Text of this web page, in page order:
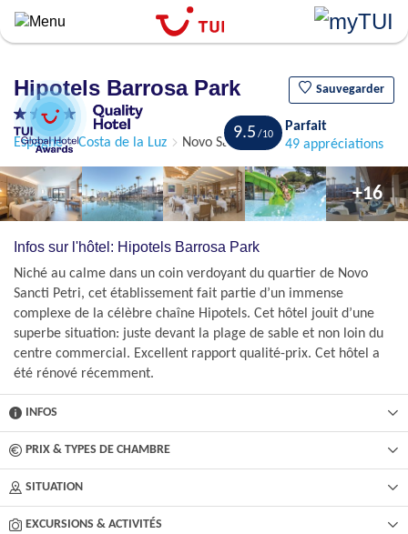
Aller
principal
Hipotels Barrosa Park Sauvegarder
Espagne Costa de la Luz Novo Sancti Petri
9.5
Parfait
49 appréciations
+16
Infos sur l'hôtel: Hipotels Barrosa Park
Niché au calme dans un coin verdoyant du quartier de Novo
Sancti Petri, cet établissement fait partie d’un immense
complexe de la célèbre chaîne Hipotels. Cet hôtel jouit d’une
superbe situation: juste devant la plage de sable et non loin du
centre commercial. Excellent rapport qualité-prix. Cet hôtel a
été rénové récemment.
INFOS
PRIX & TYPES DE CHAMBRE
SITUATION
EXCURSIONS & ACTIVITÉS​